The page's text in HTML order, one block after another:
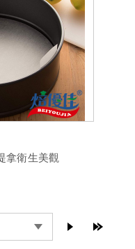
)
衛生美觀
next page